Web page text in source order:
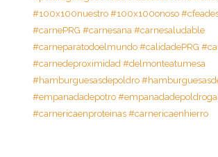
#100x100nuestro #100x100onoso
#carnePRG #carnesana #carnesaludable
#carneparatodoelmundo #calidadePRG
#carnedeproximidad #delmonteatumesa
#hamburguesasdepoldro
#empanadadepotro
#carnericaenproteinas #carnericaenhierro